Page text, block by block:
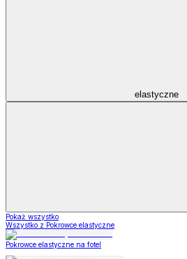
elastyczne
Pokaż wszystko
Wszystko z Pokrowce elastyczne
Pokrowce elastyczne na fotel